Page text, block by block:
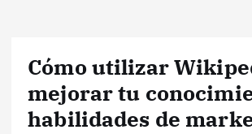
Cómo utilizar
mejorar tu
habilidades de